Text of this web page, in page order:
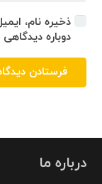
ذخیره نام،
دوباره
فرستادن
درباره ما